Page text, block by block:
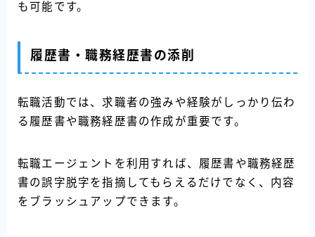
も可能です。
履歴書・職務経歴書の添削
転職活動では、求職者の強みや経験がしっかり伝わ
る履歴書や職務経歴書の作成が重要です。
転職エージェントを利用すれば、履歴書や職務経歴
書の誤字脱字を指摘してもらえるだけでなく、内容
をブラッシュアップできます。